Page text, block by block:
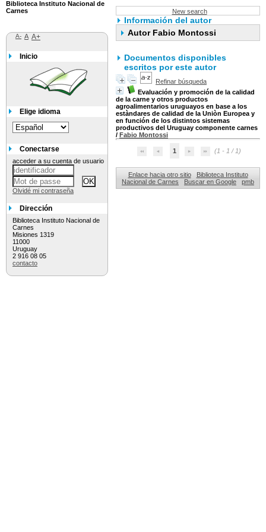
New search
Información del autor
Autor Fabio Montossi
Documentos disponibles
escritos por este autor
Refinar búsqueda
Evaluación y promoción de la calidad
de la carne y otros productos
agroalimentarios uruguayos en base a los
estàndares de calidad de la Uniòn Europea y
en función de los distintos sistemas
productivos del Uruguay componente carnes
/ Fabio Montossi
1 (1 - 1 / 1)
Enlace hacia otro sitio
Biblioteca Instituto
Nacional de Carnes
Buscar en Google pmb
Biblioteca Instituto Nacional de
Carnes
A- A A+
Inicio
Elige idioma
Conectarse
acceder a su cuenta de usuario
Olvidé mi contraseña
Dirección
Biblioteca Instituto Nacional de
Carnes
Misiones 1319
11000
Uruguay
2 916 08 05
contacto